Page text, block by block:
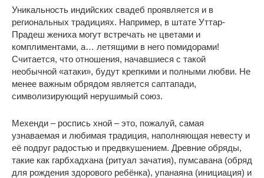
Уникальность индийских свадеб проявляется и в
региональных традициях. Например, в штате Уттар-
Прадеш жениха могут встречать не цветами и
комплиментами, а… летящими в него помидорами!
Считается, что отношения, начавшиеся с такой
необычной «атаки», будут крепкими и полными любви. Не
менее важным обрядом является саптапади,
символизирующий нерушимый союз.
Мехенди – роспись хной – это, пожалуй, самая
узнаваемая и любимая традиция, наполняющая невесту и
её подруг радостью и предвкушением. Древние обряды,
такие как гарбхадхана (ритуал зачатия), пумсавана (обряд
для рождения здорового ребёнка), упанаяна (инициация) и